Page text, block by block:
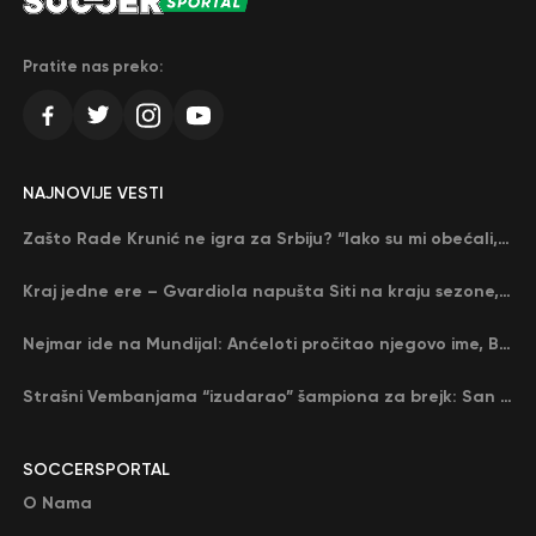
Pratite nas preko:
SOCCERSPORTAL
O Nama
NAJNOVIJE VESTI
Zašto Rade Krunić ne igra za Srbiju? “Iako su mi obećali, niko me nije zvao…”
Kraj jedne ere – Gvardiola napušta Siti na kraju sezone, menja ga njegov nekadašnji rival
Nejmar ide na Mundijal: Anćeloti pročitao njegovo ime, Brazil u delirijumu (VIDEO)
Strašni Vembanjama “izudarao” šampiona za brejk: San Antonio poveo protiv Oklahome